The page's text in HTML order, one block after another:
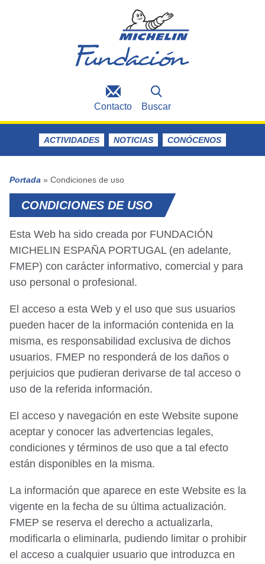
Contacto Buscar
ACTIVIDADES NOTICIAS CONÓCENOS
Portada » Condiciones de uso
CONDICIONES DE USO
Esta Web ha sido creada por FUNDACIÓN
MICHELIN ESPAÑA PORTUGAL (en adelante,
FMEP) con carácter informativo, comercial y para
uso personal o profesional.
El acceso a esta Web y el uso que sus usuarios
pueden hacer de la información contenida en la
misma, es responsabilidad exclusiva de dichos
usuarios. FMEP no responderá de los daños o
perjuicios que pudieran derivarse de tal acceso o
uso de la referida información.
El acceso y navegación en este Website supone
aceptar y conocer las advertencias legales,
condiciones y términos de uso que a tal efecto
están disponibles en la misma.
La información que aparece en este Website es la
vigente en la fecha de su última actualización.
FMEP se reserva el derecho a actualizarla,
modificarla o eliminarla, pudiendo limitar o prohibir
el acceso a cualquier usuario que introduzca en